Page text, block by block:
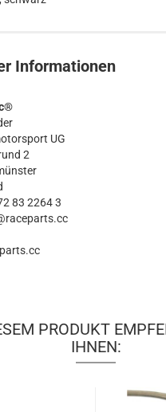
Informationen
UG
2
83 2264 3
PRODUKT
IHNEN: